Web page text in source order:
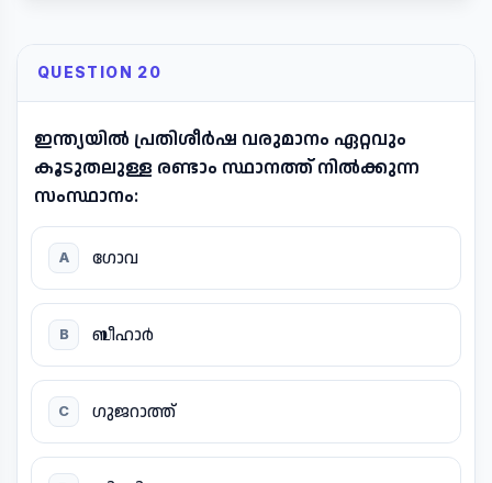
QUESTION 20
ഇന്ത്യയിൽ പ്രതിശീർഷ വരുമാനം ഏറ്റവും
കൂടുതലുള്ള രണ്ടാം സ്ഥാനത്ത് നിൽക്കുന്ന
സംസ്ഥാനം:
A ഗോവ
B ബീഹാർ
C ഗുജറാത്ത്